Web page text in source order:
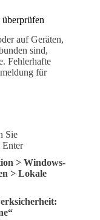
auf Geräten,
sind,
Fehlerhafte
für
Sie
Enter
> Windows-
> Lokale